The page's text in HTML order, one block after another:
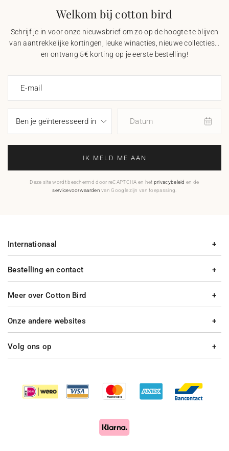
Welkom bij cotton bird
Schrijf je in voor onze nieuwsbrief om zo op de hoogte te blijven
van aantrekkelijke kortingen, leuke winacties, nieuwe collecties…
en ontvang 5€ korting op je eerste bestelling!
E-mail
Datum
IK MELD ME AAN
Deze site wordt beschermd door reCAPTCHA en het privacybeleid en de
servicevoorwaarden van Google zijn van toepassing.
Bestelling en contact
Meer over Cotton Bird
Internationaal
Onze andere websites
Volg ons op